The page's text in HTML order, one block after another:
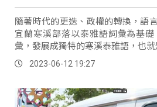
隨著時代的更迭、政權的轉換，語
宜蘭寒溪部落以泰雅語詞彙為基
彙，發展成獨特的寒溪泰雅語，也就
2023-06-12 19:27